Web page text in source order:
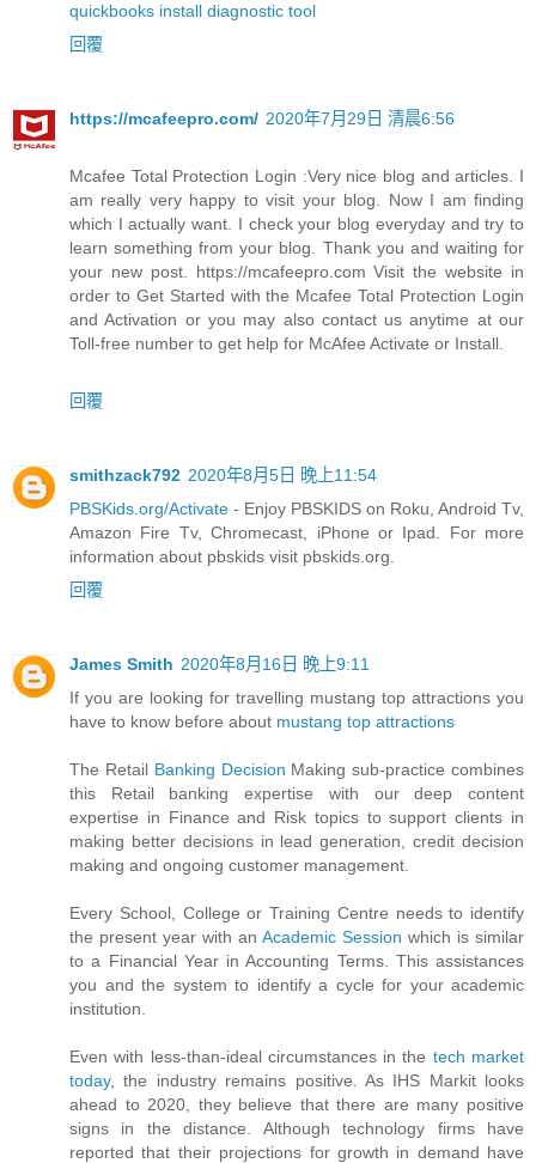
quickbooks install diagnostic tool
回覆
https://mcafeepro.com/ 2020年7月29日 清晨6:56
Mcafee Total Protection Login :Very nice blog and articles. I
am really very happy to visit your blog. Now I am finding
which I actually want. I check your blog everyday and try to
learn something from your blog. Thank you and waiting for
your new post. https://mcafeepro.com Visit the website in
order to Get Started with the Mcafee Total Protection Login
and Activation or you may also contact us anytime at our
Toll-free number to get help for McAfee Activate or Install.
回覆
smithzack792 2020年8月5日 晚上11:54
PBSKids.org/Activate - Enjoy PBSKIDS on Roku, Android Tv,
Amazon Fire Tv, Chromecast, iPhone or Ipad. For more
information about pbskids visit pbskids.org.
回覆
James Smith 2020年8月16日 晚上9:11
If you are looking for travelling mustang top attractions you
have to know before about mustang top attractions
The Retail Banking Decision Making sub-practice combines
this Retail banking expertise with our deep content
expertise in Finance and Risk topics to support clients in
making better decisions in lead generation, credit decision
making and ongoing customer management.
Every School, College or Training Centre needs to identify
the present year with an Academic Session which is similar
to a Financial Year in Accounting Terms. This assistances
you and the system to identify a cycle for your academic
institution.
Even with less-than-ideal circumstances in the tech market
today, the industry remains positive. As IHS Markit looks
ahead to 2020, they believe that there are many positive
signs in the distance. Although technology firms have
reported that their projections for growth in demand have